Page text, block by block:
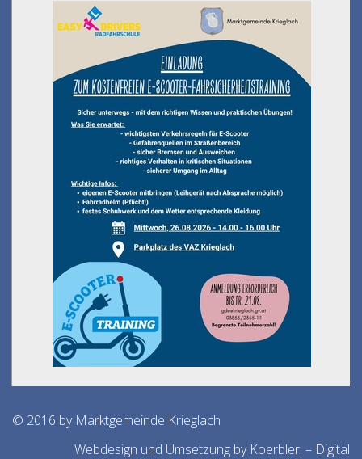
© 2016 by Marktgemeinde Krieglach
Webdesign und Umsetzung by Koerbler. – Digital